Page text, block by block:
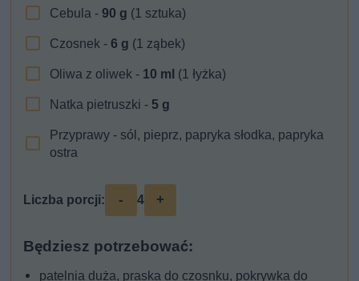
Cebula -90 g (1 sztuka)
Czosnek -6 g (1 ząbek)
Oliwa z oliwek - 10 ml (1 łyżka)
Natka pietruszki - 5 g
Przyprawy - sól, pieprz, papryka słodka, papryka
ostra
Liczba porcji: - 4 +
Będziesz potrzebować:
patelnia duża, praska do czosnku, pokrywka do